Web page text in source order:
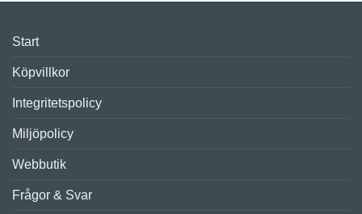
Start
Köpvillkor
Integritetspolicy
Miljöpolicy
Webbutik
Frågor & Svar